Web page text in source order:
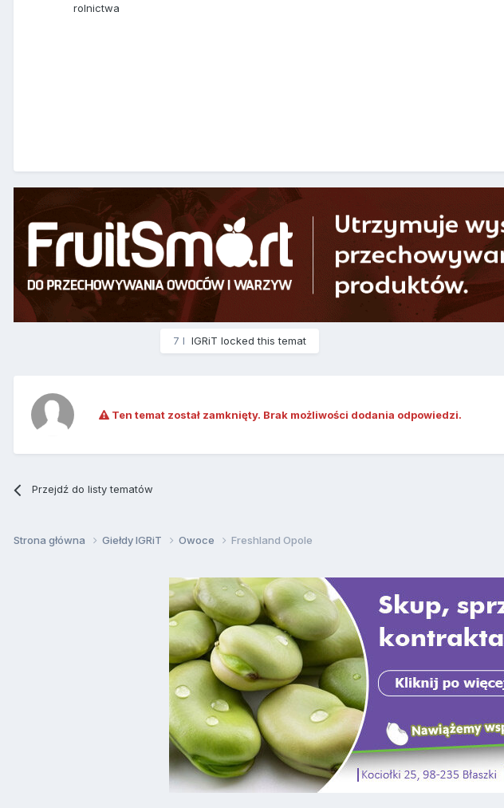
rolnictwa
7 l IGRiT locked this temat
Ten temat został zamknięty. Brak możliwości dodania odpowiedzi.
Przejdź do listy tematów
Strona główna Giełdy IGRiT Owoce Freshland Opole